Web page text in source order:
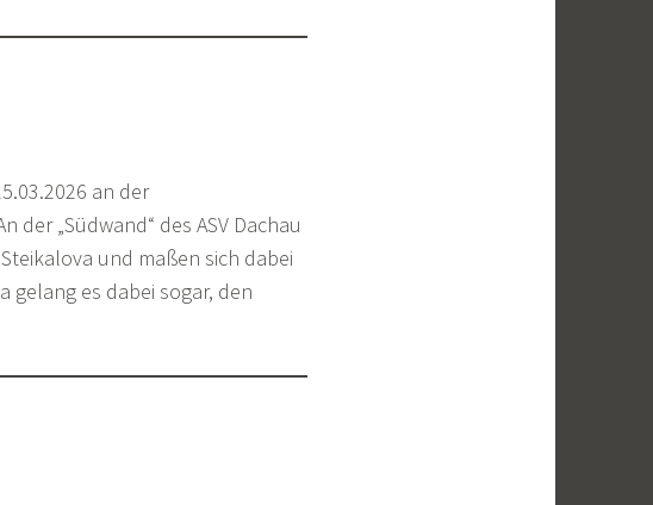
an der
„Südwand“ des ASV Dachau
und maßen sich dabei
gelang es dabei sogar, den